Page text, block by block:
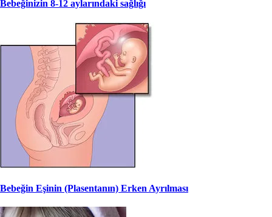
Bebeğinizin 8-12 aylarındaki sağlığı
Bebeğin Eşinin (Plasentanın) Erken Ayrılması